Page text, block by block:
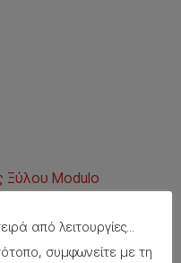
Ξύλου Modulo
από λειτουργίες...
συμφωνείτε με τη